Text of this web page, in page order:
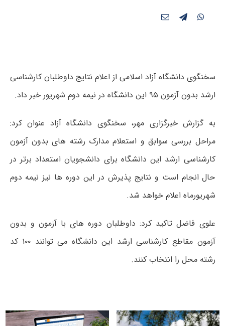
سخنگوی دانشگاه آزاد اسلامی از اعلام نتایج داوطلبان کارشناسی
ارشد بدون آزمون ۹۵ این دانشگاه در نیمه دوم شهریور خبر داد.
به گزارش خبرگزاری مهر، سخنگوی دانشگاه آزاد عنوان کرد:
مراحل بررسی سوابق و استعلام مدارک رشته های بدون آزمون
کارشناسی ارشد این دانشگاه برای دانشجویان استعداد برتر در
حال انجام است و نتایج پذیرش در این دوره ها نیز نیمه دوم
شهریورماه اعلام خواهد شد.
علوی فاضل تاکید کرد: داوطلبان دوره های با آزمون و بدون
آزمون مقاطع کارشناسی ارشد این دانشگاه می توانند ۱۰۰ کد
رشته محل را انتخاب کنند.